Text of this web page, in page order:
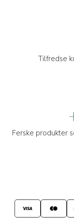
Tilfredse
Ferske produkter